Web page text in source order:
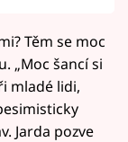
Těm se moc
„Moc šancí si
mladé lidi,
Jarda pozve